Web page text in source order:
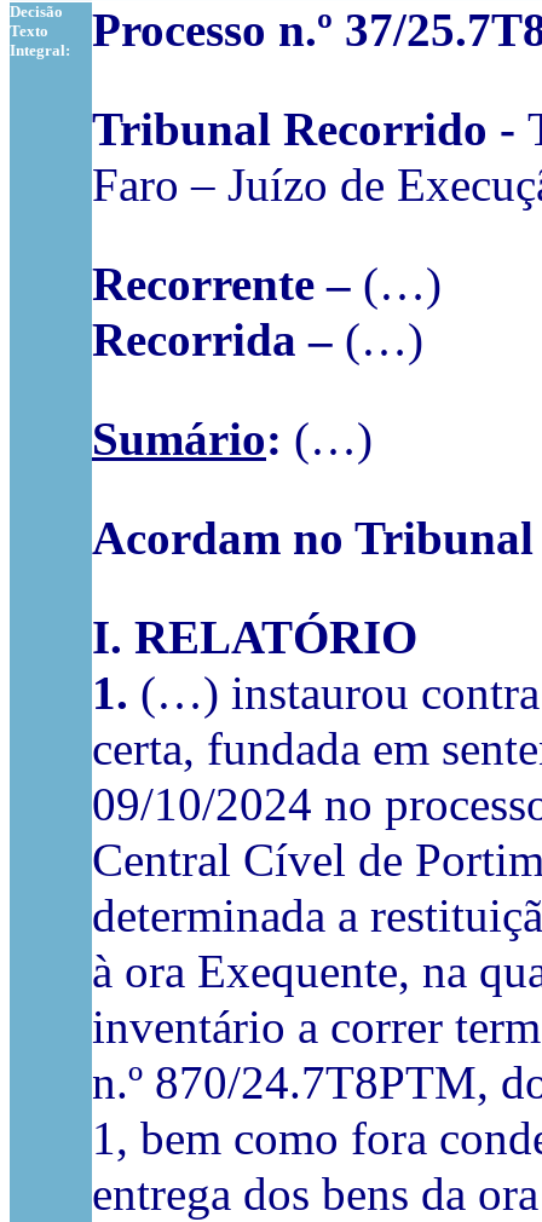
Decisão
Texto
Integral:
Processo n.º 37/
Tribunal Recorrido -
Faro – Juízo de
Recorrente – (…)
Recorrida – (…)
Sumário: (…)
Acordam no
I. RELATÓRIO
1. (…) instaurou
certa, fundada em
09/10/2024 no
Central Cível de
determinada a
à ora Exequente, na
inventário a correr
n.º 870/24.7T8PTM,
1, bem como fora
entrega dos bens da